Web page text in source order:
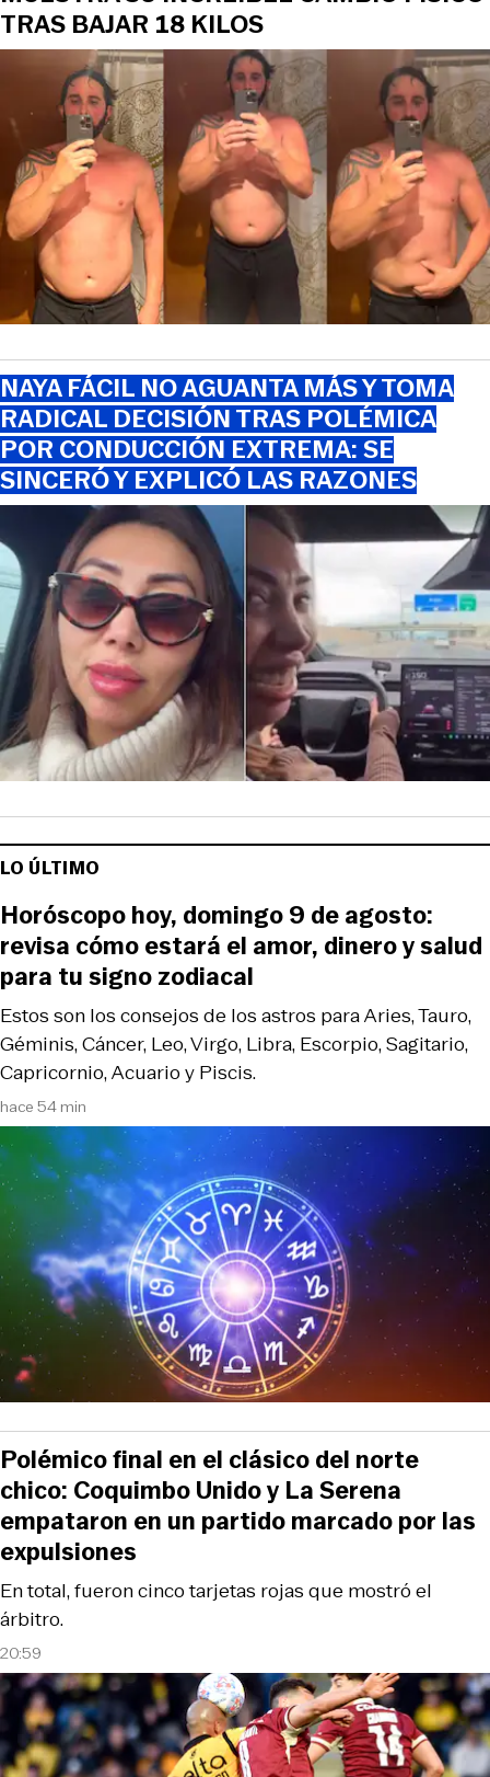
TRAS BAJAR 18 KILOS
NAYA FÁCIL NO AGUANTA MÁS Y TOMA
RADICAL DECISIÓN TRAS POLÉMICA
POR CONDUCCIÓN EXTREMA: SE
SINCERÓ Y EXPLICÓ LAS RAZONES
LO ÚLTIMO
hace 54 min
Estos son los consejos de los astros para Aries, Tauro,
Géminis, Cáncer, Leo, Virgo, Libra, Escorpio, Sagitario,
Capricornio, Acuario y Piscis.
Horóscopo hoy, domingo 9 de agosto:
revisa cómo estará el amor, dinero y salud
para tu signo zodiacal
20:59
En total, fueron cinco tarjetas rojas que mostró el
árbitro.
Polémico final en el clásico del norte
chico: Coquimbo Unido y La Serena
empataron en un partido marcado por las
expulsiones